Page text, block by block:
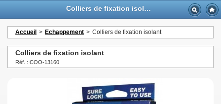
Colliers de fixation isolant - GTTurbo-online
Accueil > Echappement > Colliers de fixation isolant
Colliers de fixation isolant
Réf. : COO-13160